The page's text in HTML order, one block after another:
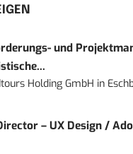
und
Holding GmbH in
– UX Design /